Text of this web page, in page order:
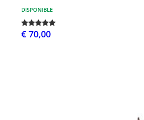
DISPONIBLE
€ 70,00